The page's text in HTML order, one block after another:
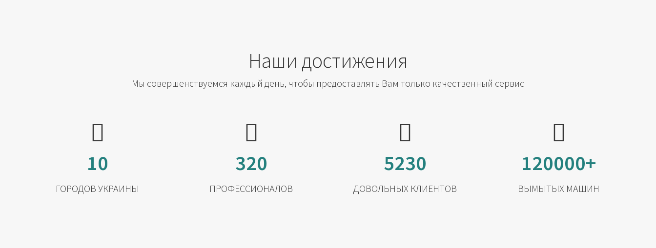
Наши достижения
Мы совершенствуемся каждый день, чтобы предоставлять Вам только качественный сервис
10
ГОРОДОВ УКРАИНЫ
320
ПРОФЕССИОНАЛОВ
5230
ДОВОЛЬНЫХ КЛИЕНТОВ
120000+
ВЫМЫТЫХ МАШИН